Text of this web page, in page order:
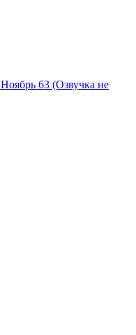
Ноябрь 63 (Озвучка не